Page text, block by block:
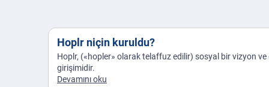
Hoplr niçin kuruldu?
Hoplr, («hopler» olarak telaffuz edilir) sosyal bir vizyon
girişimidir.
Devamını oku